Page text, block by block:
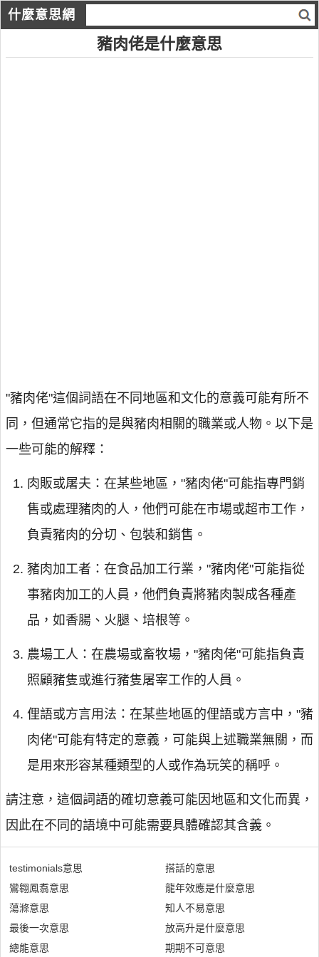
什麼意思網
豬肉佬是什麼意思
"豬肉佬"這個詞語在不同地區和文化的意義可能有所不
同，但通常它指的是與豬肉相關的職業或人物。以下是
一些可能的解釋：
肉販或屠夫：在某些地區，"豬肉佬"可能指專門銷
售或處理豬肉的人，他們可能在市場或超市工作，
負責豬肉的分切、包裝和銷售。
豬肉加工者：在食品加工行業，"豬肉佬"可能指從
事豬肉加工的人員，他們負責將豬肉製成各種產
品，如香腸、火腿、培根等。
農場工人：在農場或畜牧場，"豬肉佬"可能指負責
照顧豬隻或進行豬隻屠宰工作的人員。
俚語或方言用法：在某些地區的俚語或方言中，"豬
肉佬"可能有特定的意義，可能與上述職業無關，而
是用來形容某種類型的人或作為玩笑的稱呼。
請注意，這個詞語的確切意義可能因地區和文化而異，
因此在不同的語境中可能需要具體確認其含義。
testimonials意思
鸞翱鳳翥意思
蕩滌意思
最後一次意思
總能意思
搭話的意思
龍年效應是什麼意思
知人不易意思
放高升是什麼意思
期期不可意思